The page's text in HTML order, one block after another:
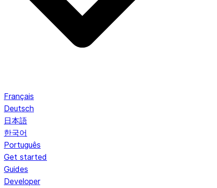
Français
Deutsch
日本語
한국어
Português
Get started
Guides
Developer